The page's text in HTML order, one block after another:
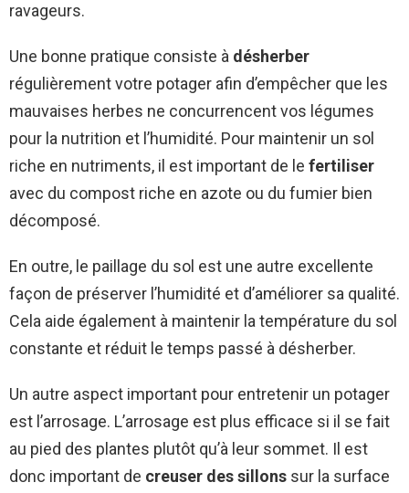
ravageurs.
Une bonne pratique consiste à désherber
régulièrement votre potager afin d’empêcher que les
mauvaises herbes ne concurrencent vos légumes
pour la nutrition et l’humidité. Pour maintenir un sol
riche en nutriments, il est important de le fertiliser
avec du compost riche en azote ou du fumier bien
décomposé.
En outre, le paillage du sol est une autre excellente
façon de préserver l’humidité et d’améliorer sa qualité.
Cela aide également à maintenir la température du sol
constante et réduit le temps passé à désherber.
Un autre aspect important pour entretenir un potager
est l’arrosage. L’arrosage est plus efficace si il se fait
au pied des plantes plutôt qu’à leur sommet. Il est
donc important de creuser des sillons sur la surface